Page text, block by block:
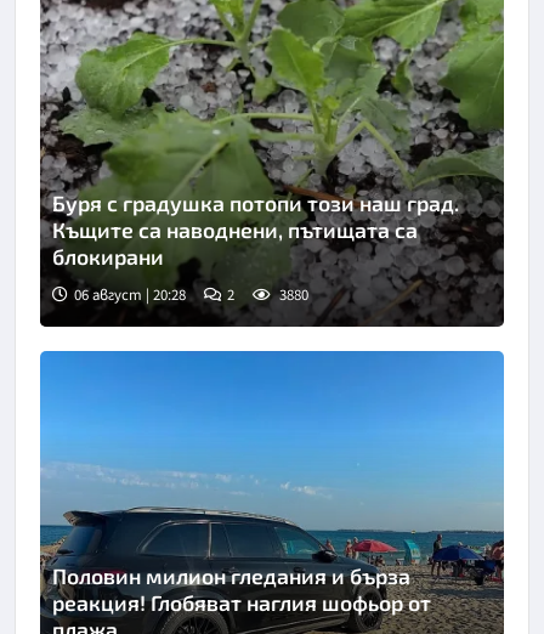
Буря с градушка потопи този наш град.
Къщите са наводнени, пътищата са
блокирани
06 август | 20:28 2 3880
Половин милион гледания и бърза
реакция! Глобяват наглия шофьор от